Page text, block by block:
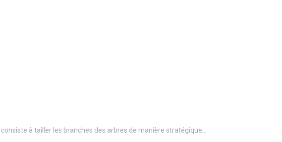
à tailler les branches des arbres de manière stratégique…